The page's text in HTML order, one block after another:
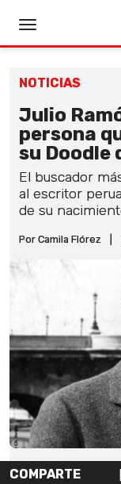
NOTICIAS
Julio
persona
su Doodle
El buscador
al escritor
de su
Por Camila Flórez
COMPARTE